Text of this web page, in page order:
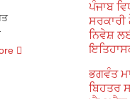
ਪੰਜਾਬ
ਨਿਵੇਸ਼
ਭਗਵੰਤ
ਬਿਹਤਰ